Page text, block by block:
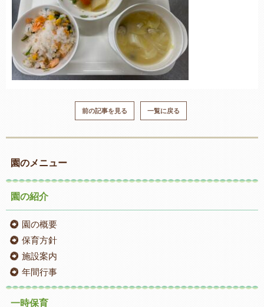
前の記事を見る 一覧に戻る
園のメニュー
園の紹介
園の概要
保育方針
施設案内
年間行事
一時保育